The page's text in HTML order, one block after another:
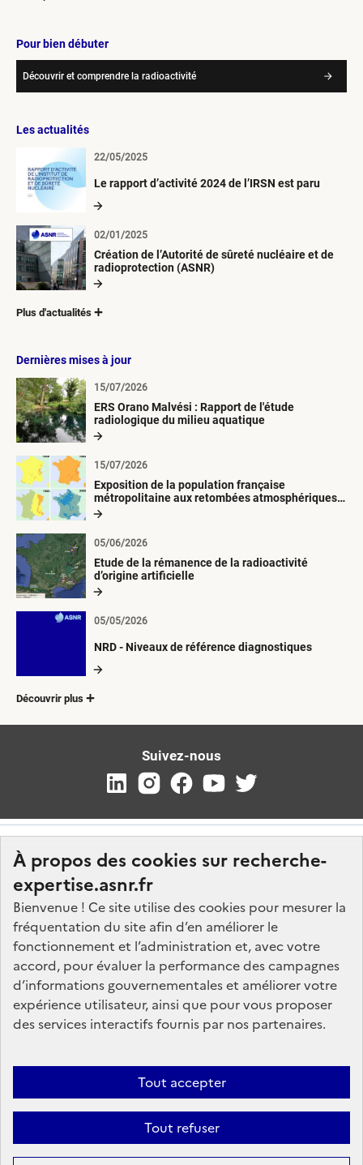
À propos des cookies sur recherche-
expertise.asnr.fr
Bienvenue ! Ce site utilise des cookies pour mesurer la
fréquentation du site afin d’en améliorer le
fonctionnement et l’administration et, avec votre
accord, pour évaluer la performance des campagnes
d’informations gouvernementales et améliorer votre
expérience utilisateur, ainsi que pour vous proposer
des services interactifs fournis par nos partenaires.
Tout accepter
Tout refuser
Pour bien débuter
Découvrir et comprendre la radioactivité
Les actualités
Le rapport d’activité 2024 de l’IRSN est paru
22/05/2025
Création de l’Autorité de sûreté nucléaire et de
radioprotection (ASNR)
02/01/2025
Plus d'actualités
Dernières mises à jour
ERS Orano Malvési : Rapport de l'étude
radiologique du milieu aquatique
15/07/2026
Exposition de la population française
métropolitaine aux retombées atmosphériques
radioactives depuis 1945
15/07/2026
Etude de la rémanence de la radioactivité
d’origine artificielle
05/06/2026
NRD - Niveaux de référence diagnostiques
05/05/2026
Découvrir plus
Suivez-nous
Nos marchés
Nos offres d'emploi
FAQ
Glossaire
Plan du site